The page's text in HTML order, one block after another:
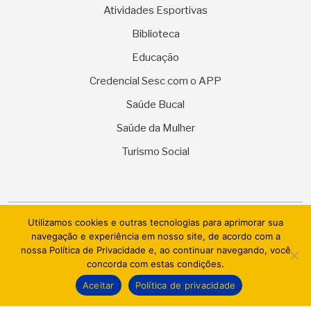
Atividades Esportivas
Biblioteca
Educação
Credencial Sesc com o APP
Saúde Bucal
Saúde da Mulher
Turismo Social
© 2026 SESC Sergipe - Serviço Social do Comércio. Todos os
direitos reservados.
AI.BRAZIL TECHNOLOGIES & DATACENTER LTDA
Utilizamos cookies e outras tecnologias para aprimorar sua
navegação e experiência em nosso site, de acordo com a
nossa Política de Privacidade e, ao continuar navegando, você
concorda com estas condições.
Aceitar
Política de privacidade